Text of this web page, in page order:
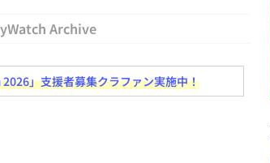
示を義務化など 日刊出版ニュースまとめ 2026.08.02
AI活用方針など 日刊出版ニュースまとめ 2026.08.01
生成（RAG）で回答を返すチャットボットを設置など
Archive
」支援者募集クラファン実施中！